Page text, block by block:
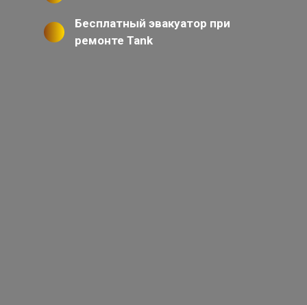
Бесплатный эвакуатор при
ремонте Tank